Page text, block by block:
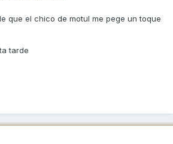
que el chico de motul me pege un toque
tarde